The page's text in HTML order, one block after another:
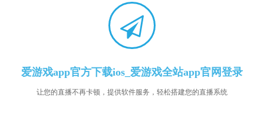
爱游戏app官方下载ios_爱游戏全站app官网登录
让您的直播不再卡顿，提供软件服务，轻松搭建您的直播系统